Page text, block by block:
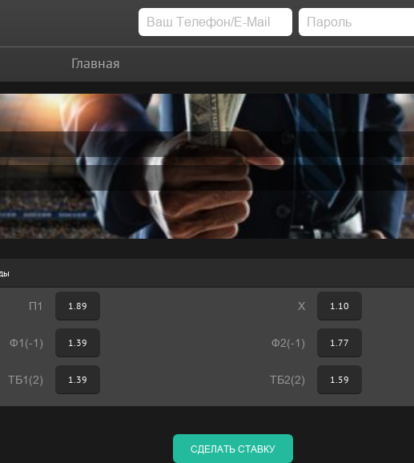
Главная
П1 1.89 Х 1.10
Ф1(-1) 1.39 Ф2(-1) 1.77
ТБ1(2) 1.39 ТБ2(2) 1.59
СДЕЛАТЬ СТАВКУ